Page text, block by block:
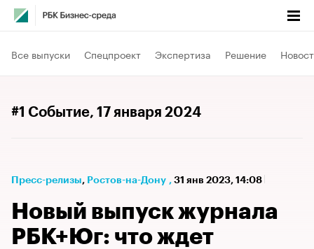
Все выпуски Спецпроект Экспертиза Решение
#1 Событие, 17 января 2024
Пресс-релизы⁠, Ростов-на-Дону , 31 янв 2023, 14:08
Новый выпуск журнала
РБК+Юг: что ждет